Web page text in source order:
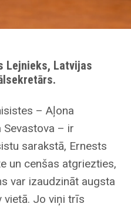
Lejnieks, Latvijas
– Aļona
Sevastova – ir
sarakstā, Ernests
un cenšas atgriezties,
var izaudzināt augsta
vietā. Jo viņi trīs